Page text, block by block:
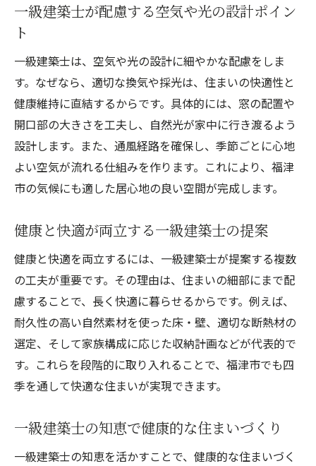
一級建築士が配慮する空気や光の設計ポイン
ト
一級建築士は、空気や光の設計に細やかな配慮をしま
す。なぜなら、適切な換気や採光は、住まいの快適性と
健康維持に直結するからです。具体的には、窓の配置や
開口部の大きさを工夫し、自然光が家中に行き渡るよう
設計します。また、通風経路を確保し、季節ごとに心地
よい空気が流れる仕組みを作ります。これにより、福津
市の気候にも適した居心地の良い空間が完成します。
健康と快適が両立する一級建築士の提案
健康と快適を両立するには、一級建築士が提案する複数
の工夫が重要です。その理由は、住まいの細部にまで配
慮することで、長く快適に暮らせるからです。例えば、
耐久性の高い自然素材を使った床・壁、適切な断熱材の
選定、そして家族構成に応じた収納計画などが代表的で
す。これらを段階的に取り入れることで、福津市でも四
季を通して快適な住まいが実現できます。
一級建築士の知恵で健康的な住まいづくり
一級建築士の知恵を活かすことで、健康的な住まいづく